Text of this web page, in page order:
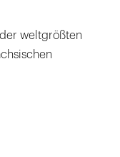
weltgrößten